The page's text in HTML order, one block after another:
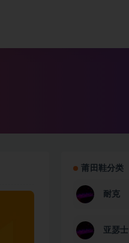
莆田鞋分类
耐克
亚瑟士